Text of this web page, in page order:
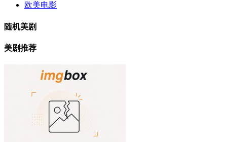
欧美电影
随机美剧
美剧推荐